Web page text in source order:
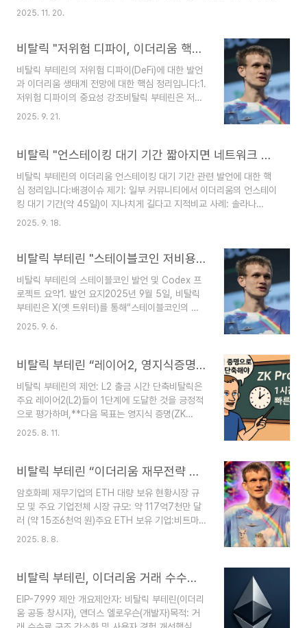
중앙화 애플리케이션 구축 필요워크어웨이 테스트
못할 정도의 안정성금융, 신..
의 핵심 가치를 훼손할 수 있음두 가지 실질적 위협핵심 커뮤니티 이탈:
와 분산 노드 운영자의 참여가 어려워짐제안 및 대응 방안글로벌하고
무허가적이며 검열 저항적인 프로토콜 개발에 집중해야 함이더리움 핵
심 가치에 헌신하는 강력한 커뮤니티의 필요성 강조
https://coinness.com/news/1143642 비탈릭 "이더리움, 기관
자금 쏟아지면 가치 훼손 우려" - ..
2025. 11. 20.
비탈릭 "저위험 디파이, 이더리움 핵심될 것"
비탈릭 부테린의 저위험 디파이(DeFi)에 대한 발언
과 이더리움 생태계 전망에 대한 핵심 정리입니다:1.
저위험 디파이의 중요성 강조비탈릭 부테린은 저위
험 디파이를 이더리움의 핵심 애플리케이션으로 지
보다 디파이 시스템이 안정적으로 진화주요 활용 분
가치와 결합해 지속적인 네트워크 기반 형성 가능3.
금융 혁신과 포용성 확대저위험 디파이를 기반으로
예측 시장평판 기반 대출 등 혁신적 금융 서비스 등
장 가능이를 통해 전 세계 금융 포용성 촉진 기대이
제시한 것으로 해석돼요...
2025. 9. 21.
비탈릭 "언스테이킹 대기 기간 짧아지면 네트워크 위험"
비탈릭 부테린의 이더리움 언스테이킹 대기 기간 관련 발언에 대한 핵
심 정리입니다:배경이슈 제기: 일부 커뮤니티에서 이더리움의 언스테이
킹 대기 기간(약 45일)이 지나치게 길다고 지적비교 사례: 솔라나
(SOL)의 언스테이킹 대기 기간은 약 2일로 훨씬 짧음비탈릭 부테린의
와 보안에 악영향을 줄 수 있음현 상황 인정: 대기 기간이 최적화돼 있
지는 않지만, 단순한 단축은 위험하다고 경고이더리움 네트워크 현황밸
리데이터 수: 100만 개 이상 활성화스테이킹된 ETH: 약 3,560만 개
(전체 공급량의 약 30%)이 발언은 이더리움의 보안성과 탈중앙화를
유지하기 위한 구조적 선택..
2025. 9. 18.
비탈릭 부테린 "스테이블코인 저비용 거래, 가상자산 핵심 가치"
비탈릭 부테린의 스테이블코인 발언 및 Codex 프
로젝트 요약1. 발언 요지2025년 9월 5일, 비탈릭
부테린은 X(옛 트위터)를 통해“스테이블코인의 저
비용 거래는 오늘날 가상자산이 제공하는 핵심 가치
Codex 프로젝트 소개부테린은 신규 레이어2 프로
이더리움 기반의 스테이블코인 특화 레이어2 블록
체인으로, 결제 비용 절감과 온·오프램프(현금 ↔
가상자산) 효율 개선을 목표로 한다. 3. Codex의
전략적 특징스테이블코인 중심의 특화형 L2결제 실
테린은 스테이..
2025. 9. 6.
비탈릭 부테린 “레이어2, 영지식증명 도입 시급”… 서싱트(PROVE)·리스크제로(RiscZero) 솔루션 부상
비탈릭 부테린의 제언: L2 출금 시간 단축비탈릭은
주요 레이어2(L2)들이 1단계에 도달한 것을 긍정적
으로 평가하며,**다음 목표는 영지식 증명(ZK
Proof)을 통한 ‘1시간 미만의 빠른 출금’**이라고
대기 시간이 약 1주일로 너무 길어사용자들이 보안
보안성 저하비탈릭의 로드맵단기 목표: 1시간 미만
출금중기 목표: 12초(1슬롯) 내 출금기술적 대안:영
지식 증명옵티미스틱 증명TEE(신뢰 실행 환경)하이
브리드 시스템 제안영지식 인프라 프로젝트의 부상
목받고..
2025. 8. 11.
비탈릭 부테린 “이더리움 재무전략 긍정…과도한 레버리지는 경계”
암호화폐 재무기업의 ETH 대량 보유 현황시장 규
모 및 주요 기업전체 시장 규모: 약 117억7천만 달
러 (약 15조6천억 원)주요 ETH 보유 기업:비트마
인 이머전 테크놀로지(BitMine Immersion
20억 달러 상당더 이더머신(The Ether
(Ethereum Foundation)펄스체인(PulseChain)
투자 방식의 특징다양한 재정 상황을 가진 투자자,
2025. 8. 8.
비탈릭 부테린, 이더리움 거래 수수료 구조 간소개편안 EIP-7999 제안
EIP-7999 제안 개요제안자: 비탈릭 부테린(이더리
움 공동 창시자), 앤더스 엘로우슨(개발자)목적: 거